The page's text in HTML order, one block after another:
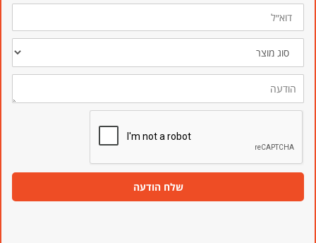
דוא״ל
סוג
מוצר
הודעה
שלח הודעה